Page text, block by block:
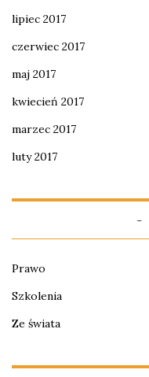
lipiec 2017
czerwiec 2017
maj 2017
kwiecień 2017
marzec 2017
luty 2017
Prawo
Szkolenia
Ze świata